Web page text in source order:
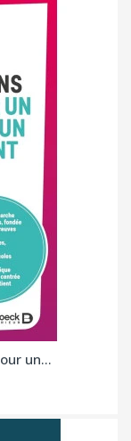
un...